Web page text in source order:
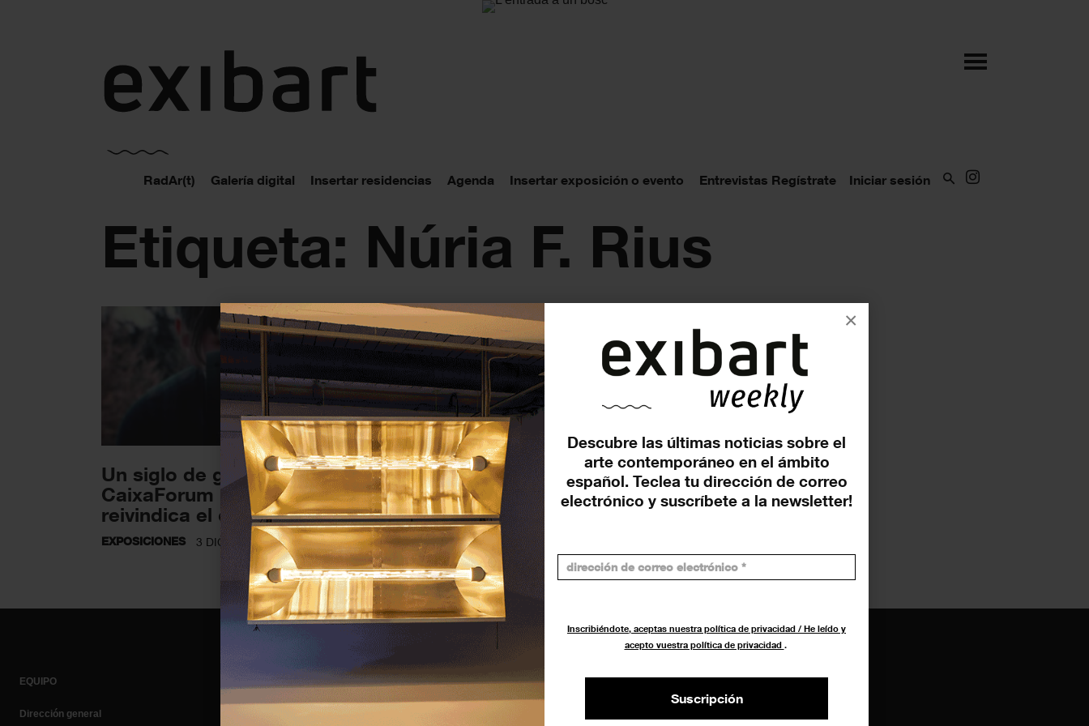
Descubre las últimas noticias sobre el
arte contemporáneo en el ámbito
español. Teclea tu dirección de correo
electrónico y suscríbete a la newsletter!
Inscribiéndote, aceptas nuestra política de privacidad / He leído y
acepto vuestra política de privacidad .
Suscripción
×
RadAr(t) Galería digital Insertar residencias Agenda Insertar exposición o evento Entrevistas Regístrate Iniciar sesión
Etiqueta: Núria F. Rius
Un siglo de gestos cotidianos:
CaixaForum Barcelona
reivindica el cine doméstico
EXPOSICIONES 3 DICIEMBRE 2025
EQUIPO
Dirección general